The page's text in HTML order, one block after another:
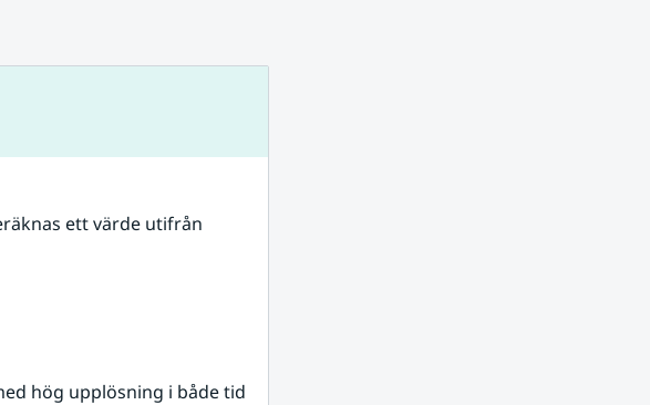
ett värde utifrån
hög upplösning i både tid